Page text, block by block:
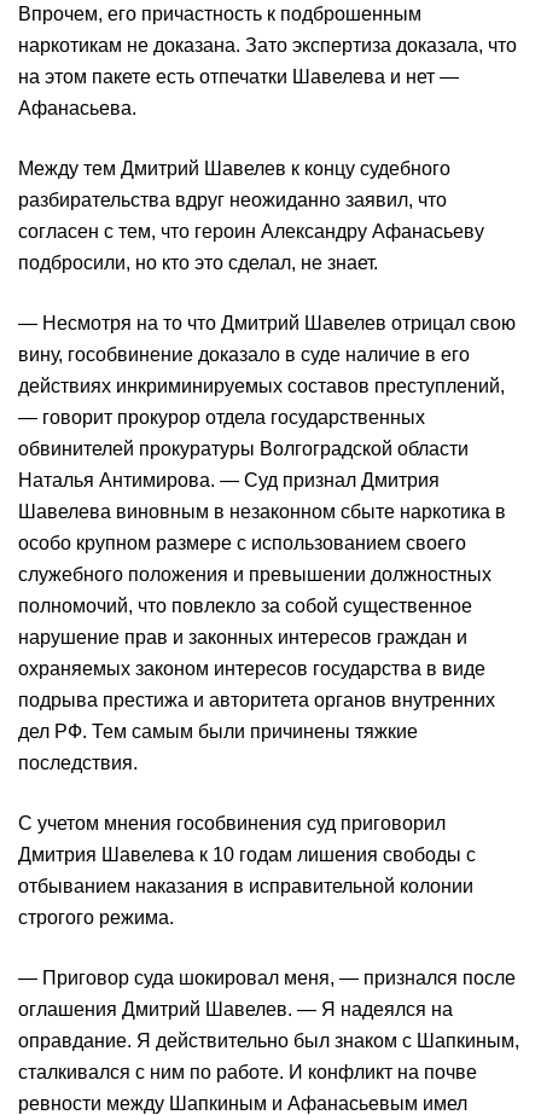
Впрочем, его причастность к подброшенным
наркотикам не доказана. Зато экспертиза доказала, что
на этом пакете есть отпечатки Шавелева и нет —
Афанасьева.
Между тем Дмитрий Шавелев к концу судебного
разбирательства вдруг неожиданно заявил, что
согласен с тем, что героин Александру Афанасьеву
подбросили, но кто это сделал, не знает.
— Несмотря на то что Дмитрий Шавелев отрицал свою
вину, гособвинение доказало в суде наличие в его
действиях инкриминируемых составов преступлений,
— говорит прокурор отдела государственных
обвинителей прокуратуры Волгоградской области
Наталья Антимирова. — Суд признал Дмитрия
Шавелева виновным в незаконном сбыте наркотика в
особо крупном размере с использованием своего
служебного положения и превышении должностных
полномочий, что повлекло за собой существенное
нарушение прав и законных интересов граждан и
охраняемых законом интересов государства в виде
подрыва престижа и авторитета органов внутренних
дел РФ. Тем самым были причинены тяжкие
последствия.
С учетом мнения гособвинения суд приговорил
Дмитрия Шавелева к 10 годам лишения свободы с
отбыванием наказания в исправительной колонии
строгого режима.
— Приговор суда шокировал меня, — признался после
оглашения Дмитрий Шавелев. — Я надеялся на
оправдание. Я действительно был знаком с Шапкиным,
сталкивался с ним по работе. И конфликт на почве
ревности между Шапкиным и Афанасьевым имел